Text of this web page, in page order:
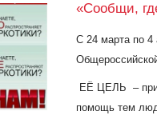
«Сообщи,
С 24 марта по 4
ЕЁ ЦЕЛЬ –
помощь тем